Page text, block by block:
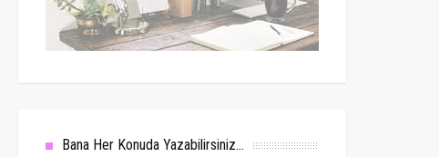
Bana Her Konuda Yazabilirsiniz...